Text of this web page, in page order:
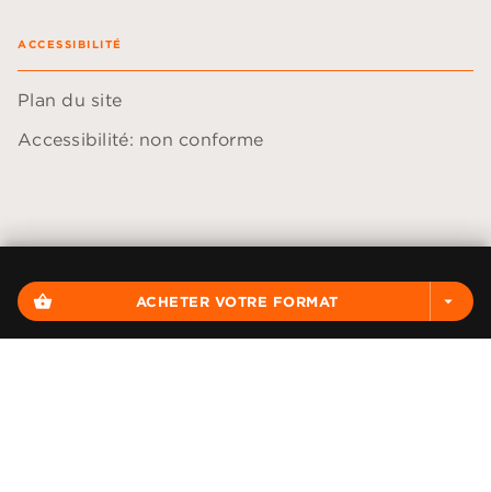
shopping_basket ACHETER VOTRE FORMAT arrow_drop_down
ACCESSIBILITÉ
Plan du site
Accessibilité: non conforme
Données personnelles
Paramétrer vos cookies
Mentions légales
Conditions générales d'utilisation